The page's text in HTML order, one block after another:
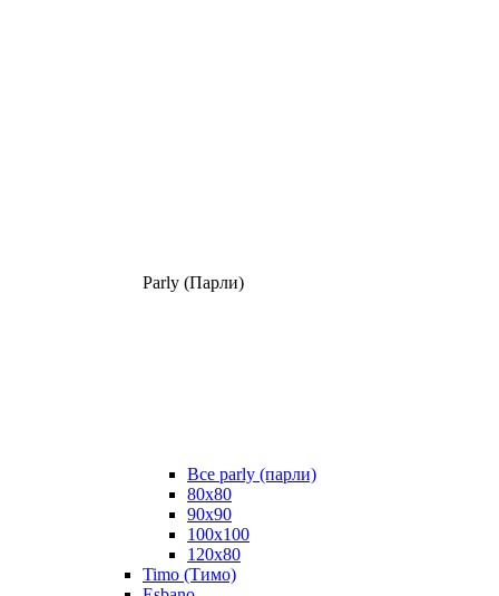
Parly (Парли)
Все parly (парли)
80x80
90x90
100x100
120x80
Timo (Тимо)